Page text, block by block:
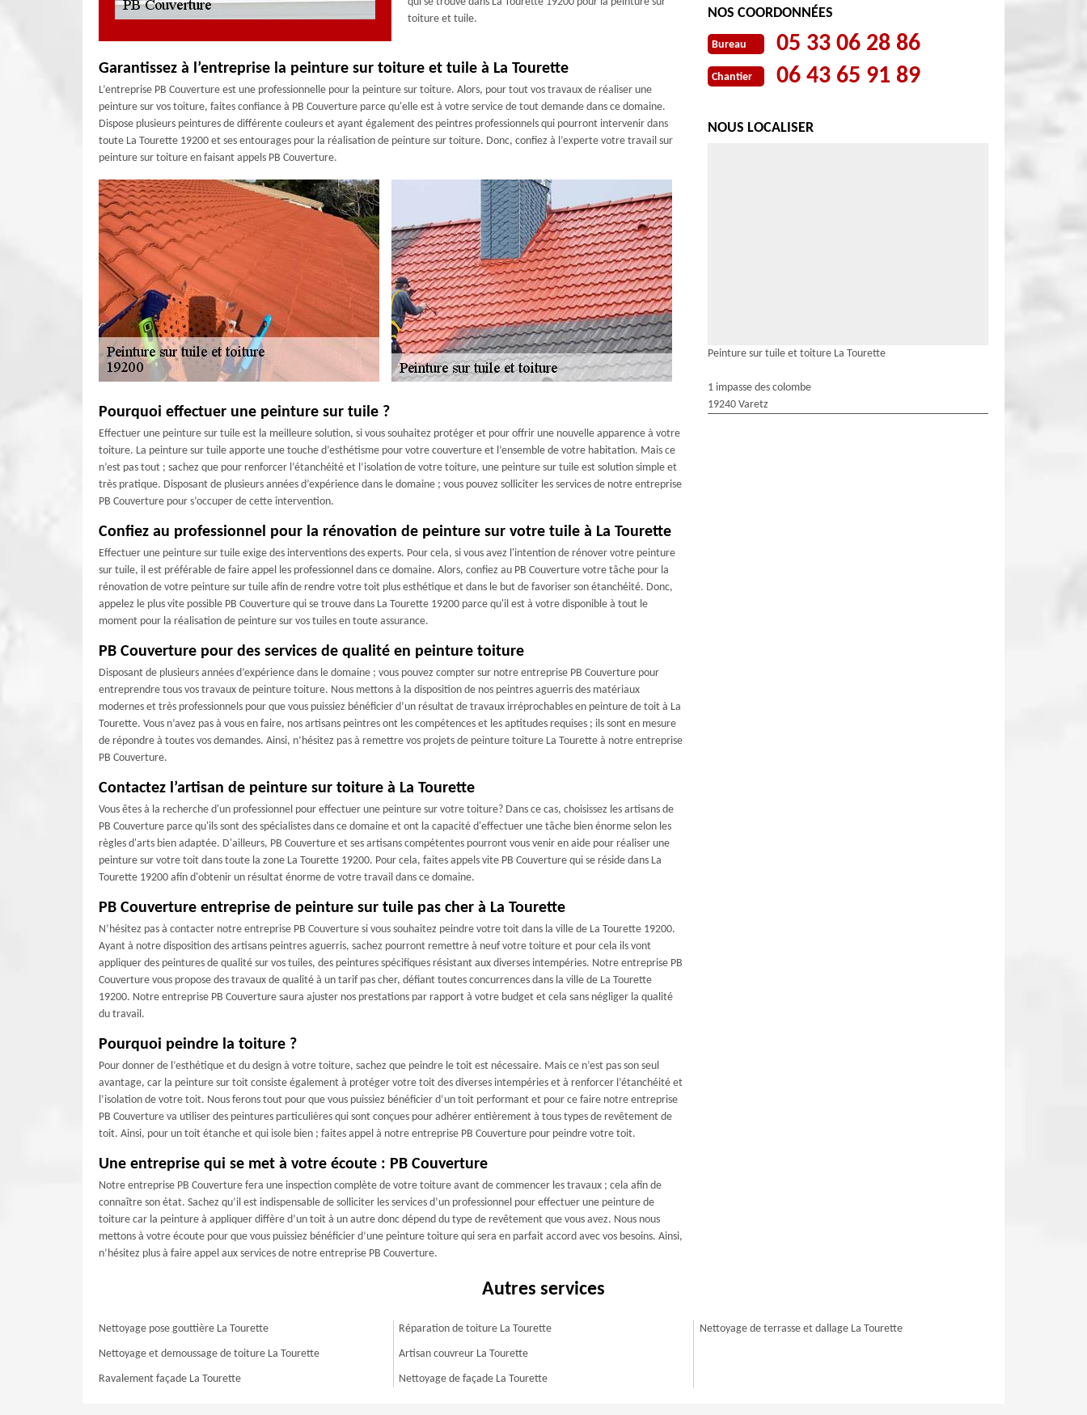
toiture et tuile.
Garantissez à l’entreprise la peinture sur toiture et tuile à La Tourette
L’entreprise PB Couverture est une professionnelle pour la peinture sur toiture. Alors, pour tout vos travaux de réaliser une
peinture sur vos toiture, faites confiance à PB Couverture parce qu'elle est à votre service de tout demande dans ce domaine.
Dispose plusieurs peintures de différente couleurs et ayant également des peintres professionnels qui pourront intervenir dans
toute La Tourette 19200 et ses entourages pour la réalisation de peinture sur toiture. Donc, confiez à l’experte votre travail sur
peinture sur toiture en faisant appels PB Couverture.
Pourquoi effectuer une peinture sur tuile ?
Effectuer une peinture sur tuile est la meilleure solution, si vous souhaitez protéger et pour offrir une nouvelle apparence à votre
toiture. La peinture sur tuile apporte une touche d’esthétisme pour votre couverture et l’ensemble de votre habitation. Mais ce
n’est pas tout ; sachez que pour renforcer l’étanchéité et l’isolation de votre toiture, une peinture sur tuile est solution simple et
très pratique. Disposant de plusieurs années d’expérience dans le domaine ; vous pouvez solliciter les services de notre entreprise
PB Couverture pour s’occuper de cette intervention.
Confiez au professionnel pour la rénovation de peinture sur votre tuile à La Tourette
Effectuer une peinture sur tuile exige des interventions des experts. Pour cela, si vous avez l'intention de rénover votre peinture
sur tuile, il est préférable de faire appel les professionnel dans ce domaine. Alors, confiez au PB Couverture votre tâche pour la
rénovation de votre peinture sur tuile afin de rendre votre toit plus esthétique et dans le but de favoriser son étanchéité. Donc,
appelez le plus vite possible PB Couverture qui se trouve dans La Tourette 19200 parce qu'il est à votre disponible à tout le
moment pour la réalisation de peinture sur vos tuiles en toute assurance.
PB Couverture pour des services de qualité en peinture toiture
Disposant de plusieurs années d’expérience dans le domaine ; vous pouvez compter sur notre entreprise PB Couverture pour
entreprendre tous vos travaux de peinture toiture. Nous mettons à la disposition de nos peintres aguerris des matériaux
modernes et très professionnels pour que vous puissiez bénéficier d’un résultat de travaux irréprochables en peinture de toit à La
Tourette. Vous n’avez pas à vous en faire, nos artisans peintres ont les compétences et les aptitudes requises ; ils sont en mesure
de répondre à toutes vos demandes. Ainsi, n’hésitez pas à remettre vos projets de peinture toiture La Tourette à notre entreprise
PB Couverture.
Contactez l’artisan de peinture sur toiture à La Tourette
Vous êtes à la recherche d'un professionnel pour effectuer une peinture sur votre toiture? Dans ce cas, choisissez les artisans de
PB Couverture parce qu'ils sont des spécialistes dans ce domaine et ont la capacité d'effectuer une tâche bien énorme selon les
règles d'arts bien adaptée. D'ailleurs, PB Couverture et ses artisans compétentes pourront vous venir en aide pour réaliser une
peinture sur votre toit dans toute la zone La Tourette 19200. Pour cela, faites appels vite PB Couverture qui se réside dans La
Tourette 19200 afin d'obtenir un résultat énorme de votre travail dans ce domaine.
PB Couverture entreprise de peinture sur tuile pas cher à La Tourette
N’hésitez pas à contacter notre entreprise PB Couverture si vous souhaitez peindre votre toit dans la ville de La Tourette 19200.
Ayant à notre disposition des artisans peintres aguerris, sachez pourront remettre à neuf votre toiture et pour cela ils vont
appliquer des peintures de qualité sur vos tuiles, des peintures spécifiques résistant aux diverses intempéries. Notre entreprise PB
Couverture vous propose des travaux de qualité à un tarif pas cher, défiant toutes concurrences dans la ville de La Tourette
19200. Notre entreprise PB Couverture saura ajuster nos prestations par rapport à votre budget et cela sans négliger la qualité
du travail.
Pourquoi peindre la toiture ?
Pour donner de l’esthétique et du design à votre toiture, sachez que peindre le toit est nécessaire. Mais ce n’est pas son seul
avantage, car la peinture sur toit consiste également à protéger votre toit des diverses intempéries et à renforcer l’étanchéité et
l’isolation de votre toit. Nous ferons tout pour que vous puissiez bénéficier d’un toit performant et pour ce faire notre entreprise
PB Couverture va utiliser des peintures particulières qui sont conçues pour adhérer entièrement à tous types de revêtement de
toit. Ainsi, pour un toit étanche et qui isole bien ; faites appel à notre entreprise PB Couverture pour peindre votre toit.
Une entreprise qui se met à votre écoute : PB Couverture
Notre entreprise PB Couverture fera une inspection complète de votre toiture avant de commencer les travaux ; cela afin de
connaître son état. Sachez qu’il est indispensable de solliciter les services d’un professionnel pour effectuer une peinture de
toiture car la peinture à appliquer diffère d’un toit à un autre donc dépend du type de revêtement que vous avez. Nous nous
mettons à votre écoute pour que vous puissiez bénéficier d’une peinture toiture qui sera en parfait accord avec vos besoins. Ainsi,
n’hésitez plus à faire appel aux services de notre entreprise PB Couverture.
NOS COORDONNÉES
Bureau 05 33 06 28 86
Chantier 06 43 65 91 89
NOUS LOCALISER
Peinture sur tuile et toiture La Tourette
1 impasse des colombe
19240 Varetz
Autres services
Nettoyage pose gouttière La Tourette
Nettoyage et demoussage de toiture La Tourette
Ravalement façade La Tourette
Réparation de toiture La Tourette
Artisan couvreur La Tourette
Nettoyage de façade La Tourette
Nettoyage de terrasse et dallage La Tourette